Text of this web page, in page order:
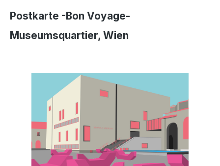
Postkarte -Bon Voyage-
Museumsquartier, Wien
Bildergalerie überspringen